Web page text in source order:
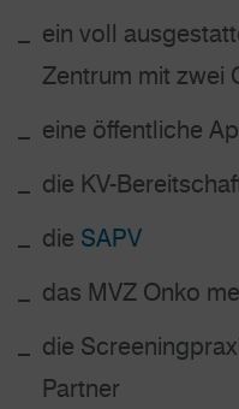
ein voll
Zentrum mit zwei
eine öffentliche
die KV-
die SAPV
das MVZ Onko
die
Partner